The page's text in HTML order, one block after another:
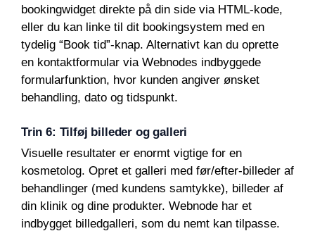
bookingwidget direkte på din side via HTML-kode,
eller du kan linke til dit bookingsystem med en
tydelig “Book tid”-knap. Alternativt kan du oprette
en kontaktformular via Webnodes indbyggede
formularfunktion, hvor kunden angiver ønsket
behandling, dato og tidspunkt.
Trin 6: Tilføj billeder og galleri
Visuelle resultater er enormt vigtige for en
kosmetolog. Opret et galleri med før/efter-billeder af
behandlinger (med kundens samtykke), billeder af
din klinik og dine produkter. Webnode har et
indbygget billedgalleri, som du nemt kan tilpasse.